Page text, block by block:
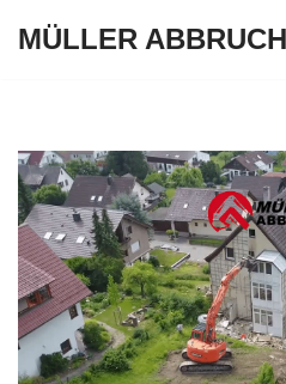
MÜLLER ABBRUCH